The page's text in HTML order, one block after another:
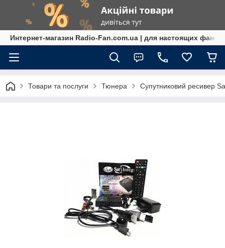
Интернет-магазин Radio-Fan.com.ua | для настоящих фанов!
Товари та послуги Тюнера Супутниковий ресивер